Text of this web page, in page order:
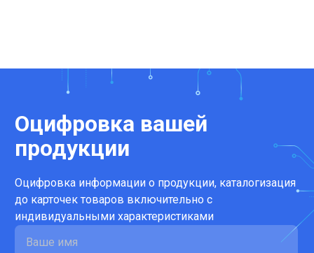
Оцифровка вашей
продукции
Оцифровка информации о продукции, каталогизация
до карточек товаров включительно с
индивидуальными характеристиками